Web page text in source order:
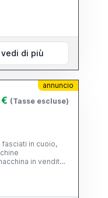
vedi di più
annuncio
(Tasse escluse)
in cuoio,
in vendita,